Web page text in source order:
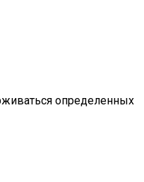
определенных